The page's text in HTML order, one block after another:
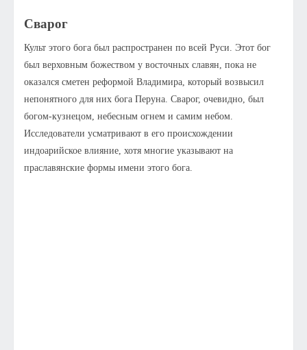
Сварог
Культ этого бога был распространен по всей Руси. Этот бог
был верховным божеством у восточных славян, пока не
оказался сметен реформой Владимира, который возвысил
непонятного для них бога Перуна. Сварог, очевидно, был
богом-кузнецом, небесным огнем и самим небом.
Исследователи усматривают в его происхождении
индоарийское влияние, хотя многие указывают на
праславянские формы имени этого бога.